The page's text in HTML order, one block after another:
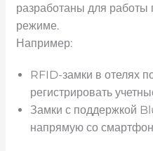
разработаны для
режиме.
Например:
RFID-замки в отелях
регистрировать
Замки с поддержкой
напрямую со